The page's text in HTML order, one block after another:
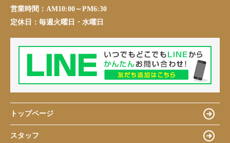
営業時間： AM10:00～PM6:30
定休日： 毎週火曜日・水曜日
トップページ
スタッフ